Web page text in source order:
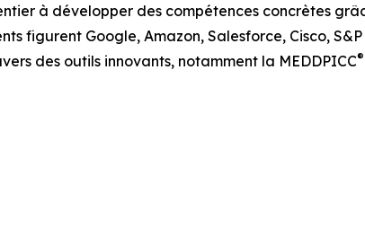
à développer des compétences concrètes
figurent Google, Amazon, Salesforce, Cisco,
des outils innovants, notamment la MEDDPICC®